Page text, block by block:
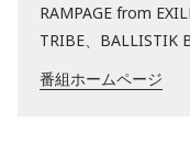
RAMPAGE from
TRIBE、BALLISTIK
番組ホームページ